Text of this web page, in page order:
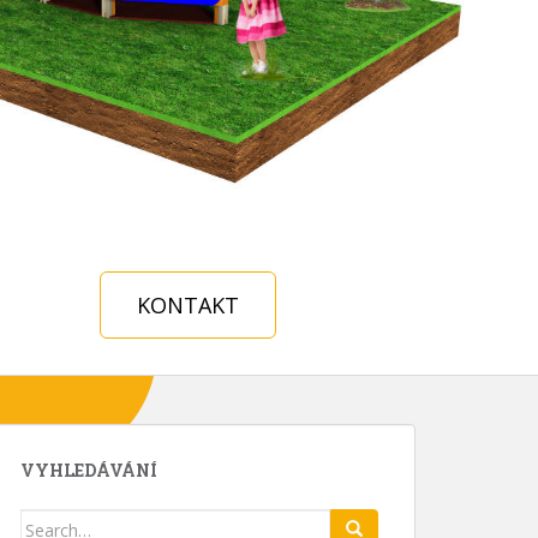
KONTAKT
VYHLEDÁVÁNÍ
Search